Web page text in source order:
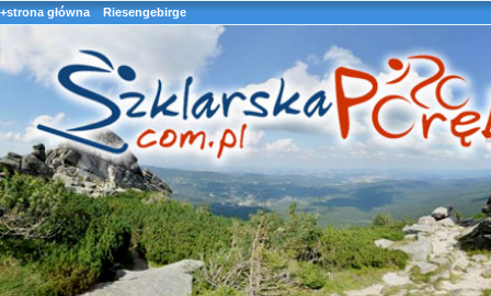
+strona główna Riesengebirge